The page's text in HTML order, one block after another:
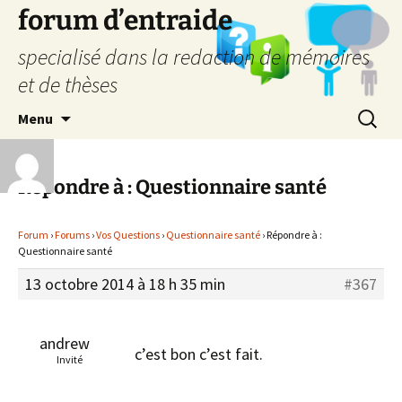
forum d’entraide
specialisé dans la redaction de mémoires
et de thèses
Menu
Répondre à : Questionnaire santé
Forum ›Forums ›Vos Questions › Questionnaire santé › Répondre à :
Questionnaire santé
13 octobre 2014 à 18 h 35 min #367
andrew
Invité c’est bon c’est fait.